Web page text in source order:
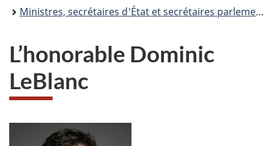
Ministres, secrétaires d'État et secrétaires parlementaires
L’honorable Dominic
LeBlanc